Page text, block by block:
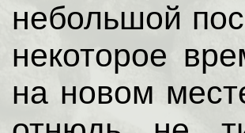
небольшой
некоторое
на новом